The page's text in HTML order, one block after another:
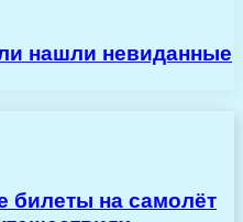
нашли невиданные
билеты на самолёт